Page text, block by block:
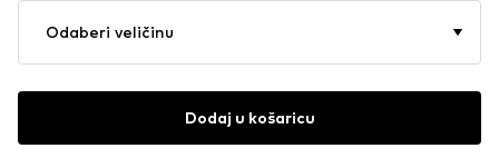
Odaberi veličinu
Dodaj u košaricu